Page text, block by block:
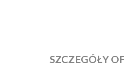
SZCZEGÓŁY